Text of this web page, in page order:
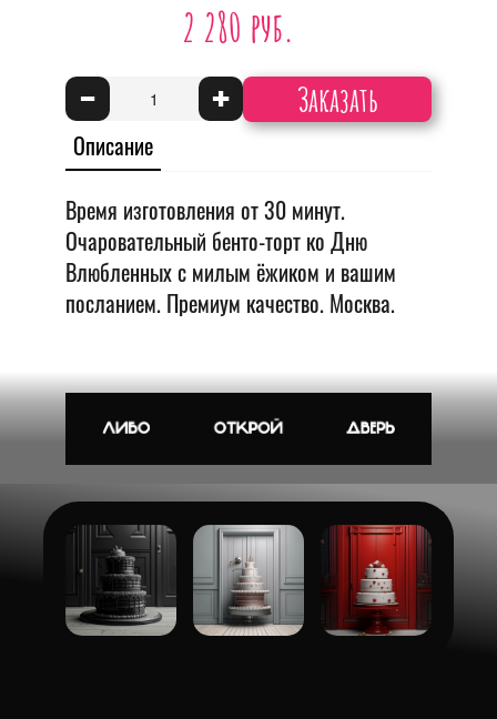
2 280 руб.
Заказать
- +
Описание
Время изготовления от 30 минут.
Очаровательный бенто-торт ко Дню
Влюбленных с милым ёжиком и вашим
посланием. Премиум качество. Москва.